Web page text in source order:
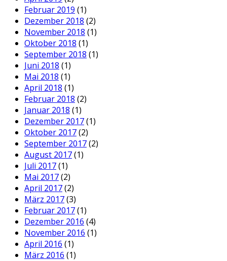
Februar 2019 (1)
Dezember 2018 (2)
November 2018 (1)
Oktober 2018 (1)
September 2018 (1)
Juni 2018 (1)
Mai 2018 (1)
April 2018 (1)
Februar 2018 (2)
Januar 2018 (1)
Dezember 2017(1)
Oktober 2017(2)
September 2017(2)
August 2017(1)
Juli 2017(1)
Mai 2017(2)
April 2017(2)
März 2017(3)
Februar 2017(1)
Dezember 2016 (4)
November 2016 (1)
April 2016 (1)
März 2016 (1)